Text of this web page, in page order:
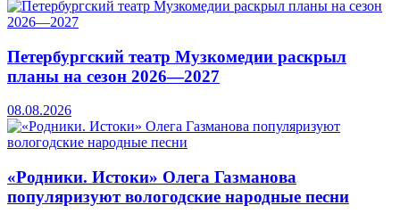
Петербургский театр Музкомедии раскрыл
планы на сезон 2026—2027
08.08.2026
«Родники. Истоки» Олега Газманова
популяризуют вологодские народные песни